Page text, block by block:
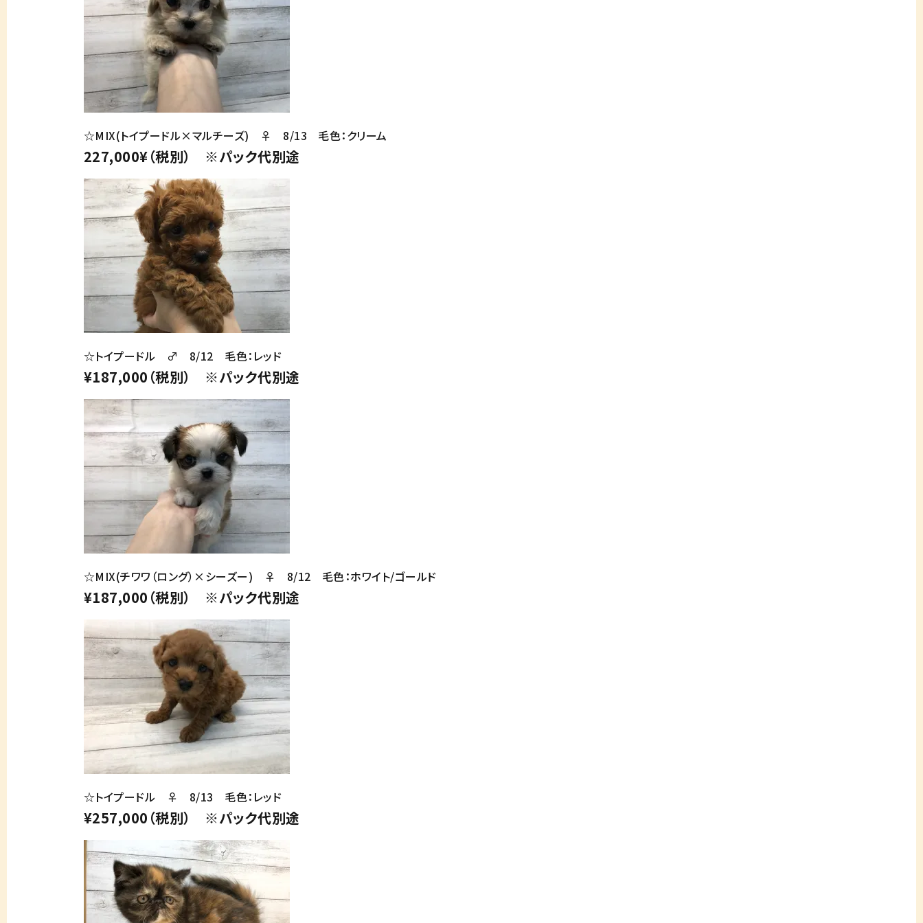
☆MIX(トイプードル×マルチーズ) ♀ 8/13 毛色：クリーム
227,000¥（税別） ※パック代別途
☆トイプードル ♂ 8/12 毛色：レッド
¥187,000（税別） ※パック代別途
☆MIX(チワワ（ロング）×シーズー) ♀ 8/12 毛色：ホワイト/ゴールド
¥187,000（税別） ※パック代別途
☆トイプードル ♀ 8/13 毛色：レッド
¥257,000（税別） ※パック代別途